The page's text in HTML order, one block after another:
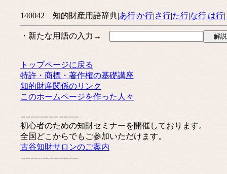
140042 知的財産用語辞典|あ行|か行|さ行|た行|な行|は行|
・新たな用語の入力→
トップページに戻る
特許・商標・著作権の基礎講座
知的財産関係のリンク
このホームページを作った人々
-----------------------
初心者のための知財セミナーを開催しております。
全国どこからでもご参加いただけます。
古谷知財サロンのご案内
-----------------------